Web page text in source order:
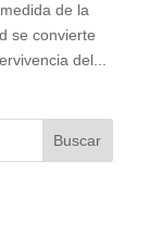
de la
se convierte
del...